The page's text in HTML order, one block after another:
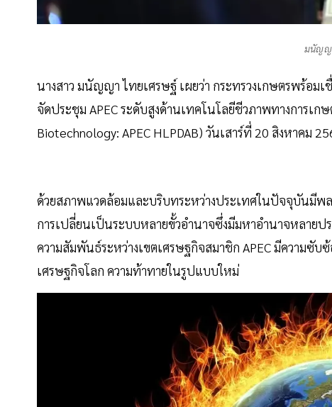
มนัญญ
นางสาว มนัญญา ไทยเศรษฐ์ เผยว่า กระทรวงเกษตรพร้อม
จัดประชุม APEC ระดับสูงด้านเทคโนโลยีชีวภาพทางการเ
Biotechnology: APEC HLPDAB) วันเสาร์ที่ 20 สิงหาคม
ด้วยสภาพแวดล้อมและบริบทระหว่างประเทศในปัจจุบันมีพ
การเปลี่ยนเป็นระบบหลายขั้วอำนาจซึ่งมีมหาอำนาจหลาย
ความสัมพันธ์ระหว่างเขตเศรษฐกิจสมาชิก APEC มีความซั
เศรษฐกิจโลก ความท้าทายในรูปแบบใหม่